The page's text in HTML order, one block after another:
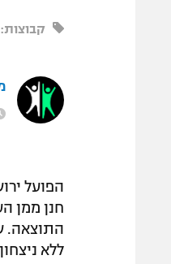
קבוצות:
התוצאה.
ללא